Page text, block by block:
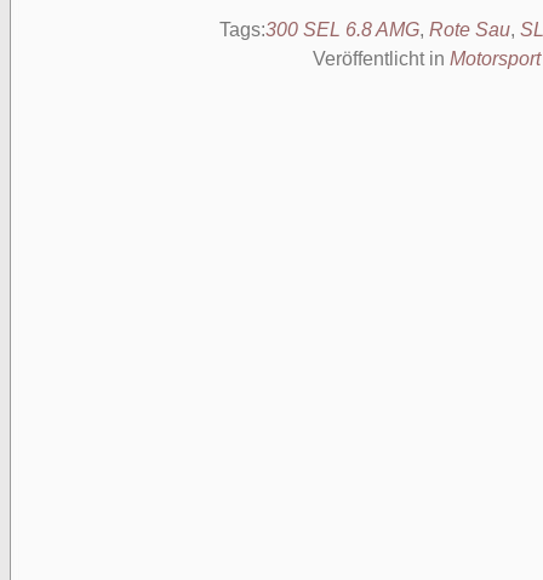
Tags:300 SEL 6.8 AMG, Rote Sau,
Veröffentlicht in Motorsport